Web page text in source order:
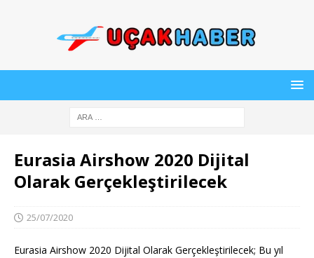
Eurasia Airshow 2020 Dijital
Olarak Gerçekleştirilecek
25/07/2020
Eurasia Airshow 2020 Dijital Olarak Gerçekleştirilecek; Bu yıl